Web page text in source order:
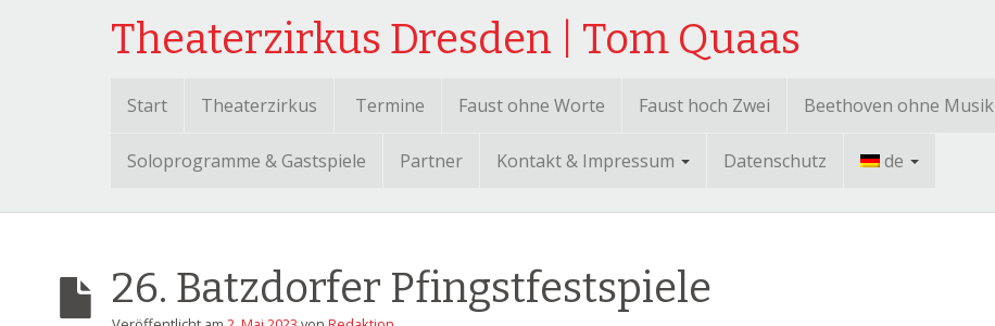
Theaterzirkus Dresden | Tom Quaas
Start Theaterzirkus Termine Faust ohne Worte Faust hoch Zwei Beethoven ohne Musik
Soloprogramme & Gastspiele Partner Kontakt & Impressum Datenschutz de
26. Batzdorfer Pfingstfestspiele